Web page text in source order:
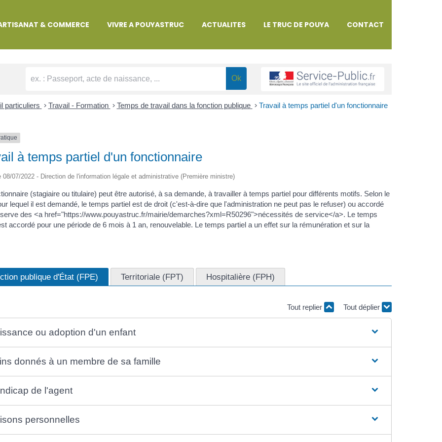
& COMMERCE VIVRE A POUYASTRUC ACTUALITES LE TRUC DE POUYA CONTACT
ADMINISTRATIVES
particuliers > Travail - Formation > Temps de travail dans la fonction publique > Travail à temps partiel d'un fonctionnaire
à temps partiel d'un fonctionnaire
08/07/2022 - Direction de l'information légale et administrative (Première ministre)
(stagiaire ou titulaire) peut être autorisé, à sa demande, à travailler à temps partiel pour différents motifs. Selon le
lequel il est demandé, le temps partiel est de droit (c'est-à-dire que l'administration ne peut pas le refuser) ou accordé
des <a href="https://www.pouyastruc.fr/mairie/demarches?xml=R50296">nécessités de service</a>. Le temps
accordé pour une période de 6 mois à 1 an, renouvelable. Le temps partiel a un effet sur la rémunération et sur la
publique d'État (FPE) Territoriale (FPT) Hospitalière (FPH)
Tout replier Tout déplier
ou adoption d'un enfant
donnés à un membre de sa famille
de l'agent
personnelles